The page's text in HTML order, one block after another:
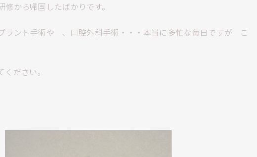
から帰国したばかりです。
ント手術や 、口腔外科手術・・・本当に多忙な毎日ですが こ
ださい。